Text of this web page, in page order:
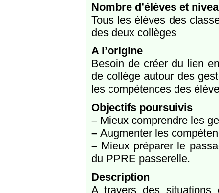
Nombre d’élèves et
Tous les élèves des
des deux collèges
A l’origine
Besoin de créer du lien
de collège autour des
les compétences des
Objectifs poursuivis
–Mieux comprendre les
–Augmenter les
–Mieux préparer le
du PPRE passerelle.
Description
A travers des situations